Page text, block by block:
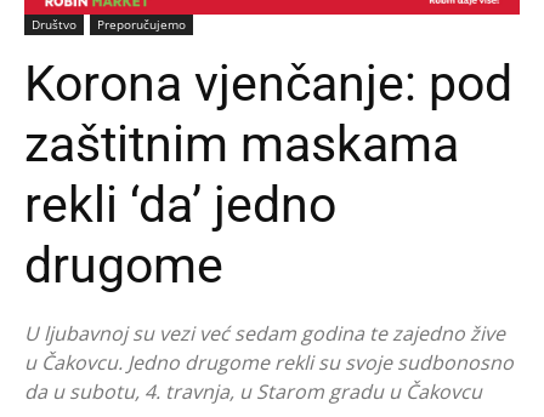
Društvo Preporučujemo
Korona vjenčanje: pod
zaštitnim maskama
rekli ‘da’ jedno
drugome
U ljubavnoj su vezi već sedam godina te zajedno žive
u Čakovcu. Jedno drugome rekli su svoje sudbonosno
da u subotu, 4. travnja, u Starom gradu u Čakovcu